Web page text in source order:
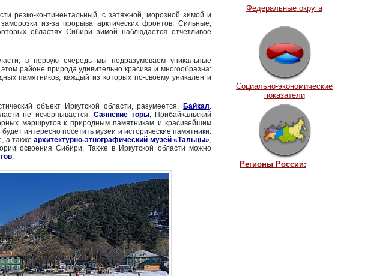
резко-континентальный, с затяжной, морозной зимой и
из-за прорыва арктических фронтов. Сильные,
областях Сибири зимой наблюдается отчетливое
в первую очередь мы подразумеваем уникальные
районе природа удивительно красива и многообразна:
памятников, каждый из которых по-своему уникален и
объект Иркутской области, разумеется, Байкал.
не исчерпывается:Саянские горы, Прибайкальский
маршрутов к природным памятникам и красивейшим
интересно посетить музеи и исторические памятники:
а такжеархитектурно-этнографический музей «Тальцы»,
освоения Сибири. Также в Иркутской области можно
.
Федеральные округа
Социально-экономические
показатели
Регионы России: